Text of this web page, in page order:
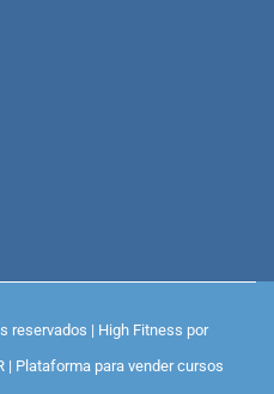
reservados | High Fitness por
| Plataforma para vender cursos